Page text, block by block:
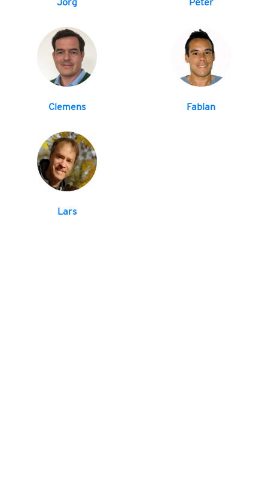
Clemens Fabian
Lars